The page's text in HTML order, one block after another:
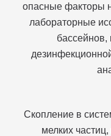
опасные факторы
лабораторные
бассейнов,
Скопление в
мелких